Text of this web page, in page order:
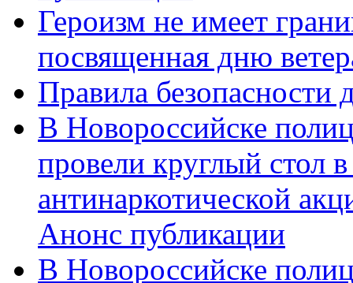
Героизм не имеет
посвященная дню
Правила безопасности
В Новороссийске
провели круглый стол
антинаркотической
Анонс публикации
В Новороссийске